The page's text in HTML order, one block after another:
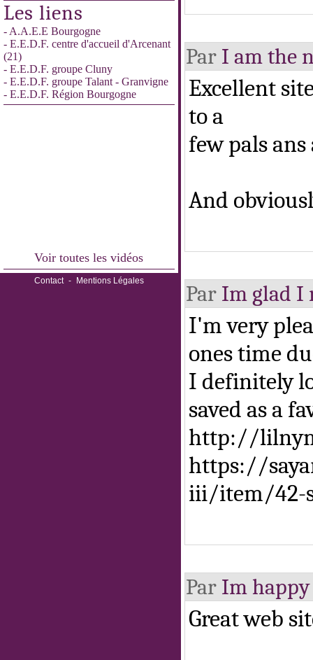
Les liens
- A.A.E.E Bourgogne
- E.E.D.F. centre d'accueil d'Arcenant
(21)
- E.E.D.F. groupe Cluny
- E.E.D.F. groupe Talant - Granvigne
- E.E.D.F. Région Bourgogne
Voir toutes les vidéos
Contact - Mentions Légales
Par I am the
Excellent
to a
few pals
And
Par Im glad I
I'm very
ones time
I definitely
saved as a
http://
https://
iii/item/42-
Par Im
Great web